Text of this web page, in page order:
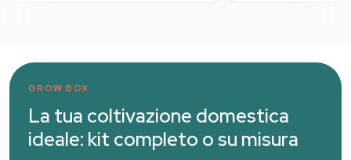
GROW BOX
La tua coltivazione domestica
ideale: kit completo o su misura